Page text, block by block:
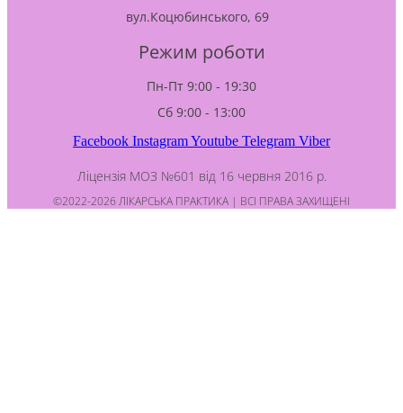
вул.Коцюбинського, 69
Режим роботи
Пн-Пт 9:00 - 19:30
Сб 9:00 - 13:00
Facebook InstagramYoutube Telegram Viber
Ліцензія МОЗ №601 від 16 червня 2016 р.
©2022-2026 ЛІКАРСЬКА ПРАКТИКА | ВСІ ПРАВА ЗАХИЩЕНІ